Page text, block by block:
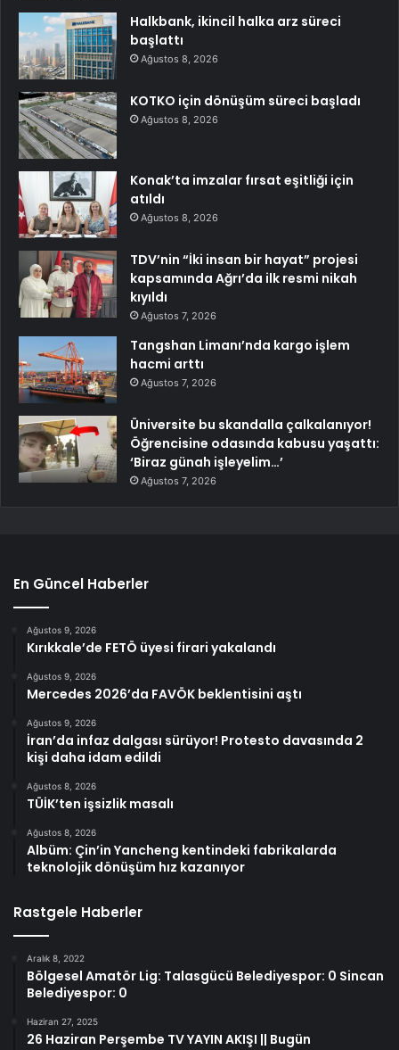
Halkbank, ikincil halka arz süreci
başlattı
Ağustos 8, 2026
KOTKO için dönüşüm süreci başladı
Ağustos 8, 2026
Konak’ta imzalar fırsat eşitliği için
atıldı
Ağustos 8, 2026
TDV’nin “İki insan bir hayat” projesi
kapsamında Ağrı’da ilk resmi nikah
kıyıldı
Ağustos 7, 2026
Tangshan Limanı’nda kargo işlem
hacmi arttı
Ağustos 7, 2026
Üniversite bu skandalla çalkalanıyor!
Öğrencisine odasında kabusu yaşattı:
‘Biraz günah işleyelim…’
Ağustos 7, 2026
En Güncel Haberler
Ağustos 9, 2026
Kırıkkale’de FETÖ üyesi firari yakalandı
Ağustos 9, 2026
Mercedes 2026’da FAVÖK beklentisini aştı
Ağustos 9, 2026
İran’da infaz dalgası sürüyor! Protesto davasında 2
kişi daha idam edildi
Ağustos 8, 2026
TÜİK’ten işsizlik masalı
Ağustos 8, 2026
Albüm: Çin’in Yancheng kentindeki fabrikalarda
teknolojik dönüşüm hız kazanıyor
Rastgele Haberler
Aralık 8, 2022
Bölgesel Amatör Lig: Talasgücü Belediyespor: 0 Sincan
Belediyespor: 0
Haziran 27, 2025
26 Haziran Perşembe TV YAYIN AKIŞI || Bugün